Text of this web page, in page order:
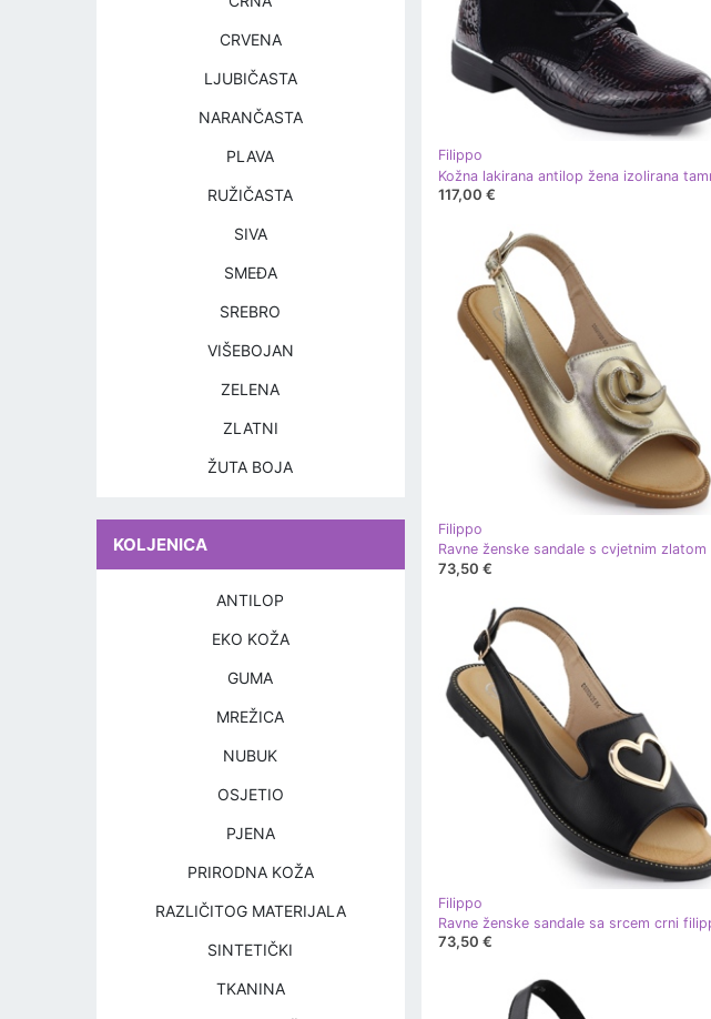
Filippo
117,00 €
Filippo
73,50 €
Filippo
73,50 €
CRVENA
LJUBIČASTA
NARANČASTA
PLAVA
RUŽIČASTA
SIVA
SMEĐA
SREBRO
VIŠEBOJAN
ZELENA
ZLATNI
ŽUTA BOJA
KOLJENICA
ANTILOP
EKO KOŽA
GUMA
MREŽICA
NUBUK
OSJETIO
PJENA
PRIRODNA KOŽA
RAZLIČITOG MATERIJALA
SINTETIČKI
TKANINA